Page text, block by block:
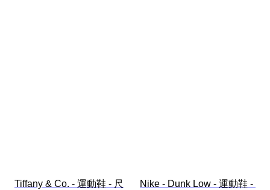
Tiffany & Co. - 運動鞋 - 尺
Nike - Dunk Low - 運動鞋 -